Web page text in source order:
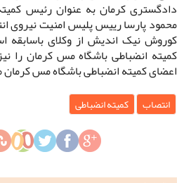
دادگستری کرمان به عنوان رئیس
محمود پارسا رییس پلیس امنیت نیروی
کوروش نیک اندیش از وکلای باسابقه
کمیته انضباطی باشگاه مس کرمان را
اعضای کمیته انضباطی باشگاه مس
انتصاب کمیته انضباطی